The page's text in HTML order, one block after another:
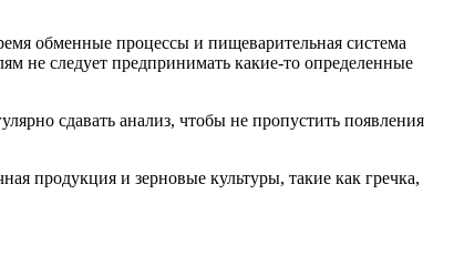
обменные процессы и пищеварительная система
не следует предпринимать какие-то определенные
сдавать анализ, чтобы не пропустить появления
продукция и зерновые культуры, такие как гречка,